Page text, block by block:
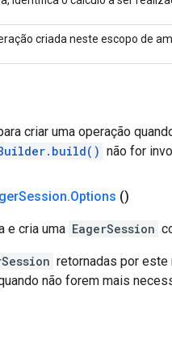
criada neste escopo de
criar uma operação
não for
Session.Options ()
e cria uma EagerSession
retornadas por
não forem mais